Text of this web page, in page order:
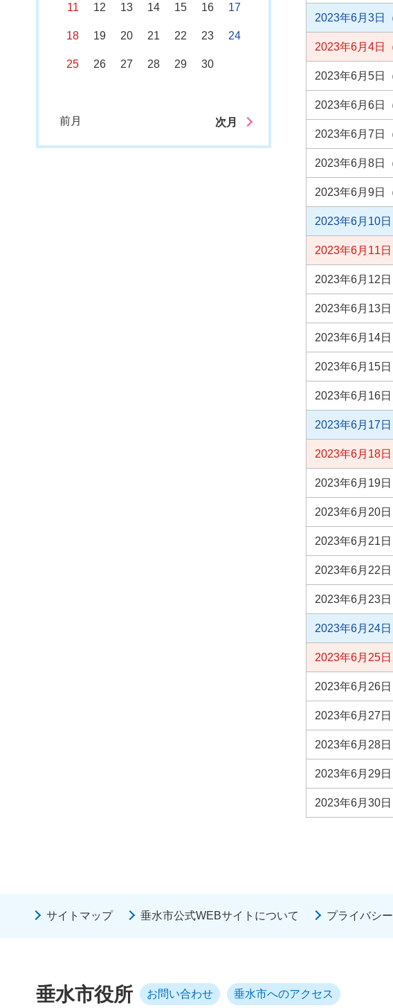
11 12 13 14 15 16 17
18 19 20 21 22 23 24
25 26 27 28 29 30
前月 次月
2023年6月3日
2023年6月4日
2023年6月5日
2023年6月6日
2023年6月7日
2023年6月8日
2023年6月9日
2023年6月10日
2023年6月11日
2023年6月12日
2023年6月13日
2023年6月14日
2023年6月15日
2023年6月16日
2023年6月17日
2023年6月18日
2023年6月19日
2023年6月20日
2023年6月21日
2023年6月22日
2023年6月23日
2023年6月24日
2023年6月25日
2023年6月26日
2023年6月27日
2023年6月28日
2023年6月29日
2023年6月30日
サイトマップ 垂水市公式WEBサイトについて プライバシ
垂水市役所 お問い合わせ 垂水市へのアクセス